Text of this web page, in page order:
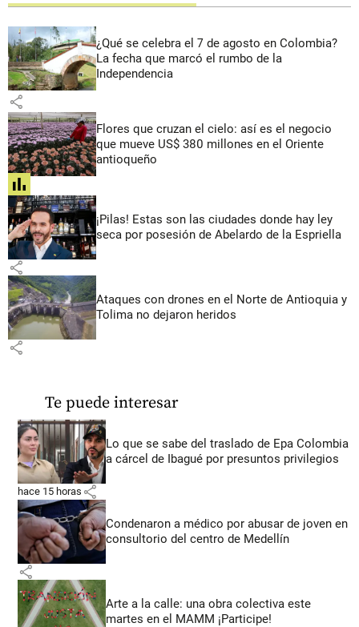
¿Qué se celebra el 7 de agosto en Colombia?
La fecha que marcó el rumbo de la
Independencia
share
Flores que cruzan el cielo: así es el negocio
que mueve US$ 380 millones en el Oriente
antioqueño
share
¡Pilas! Estas son las ciudades donde hay ley
seca por posesión de Abelardo de la Espriella
share
Ataques con drones en el Norte de Antioquia y
Tolima no dejaron heridos
share
Te puede interesar
Lo que se sabe del traslado de Epa Colombia
a cárcel de Ibagué por presuntos privilegios
hace 15 horas share
Condenaron a médico por abusar de joven en
consultorio del centro de Medellín
share
Arte a la calle: una obra colectiva este
martes en el MAMM ¡Participe!